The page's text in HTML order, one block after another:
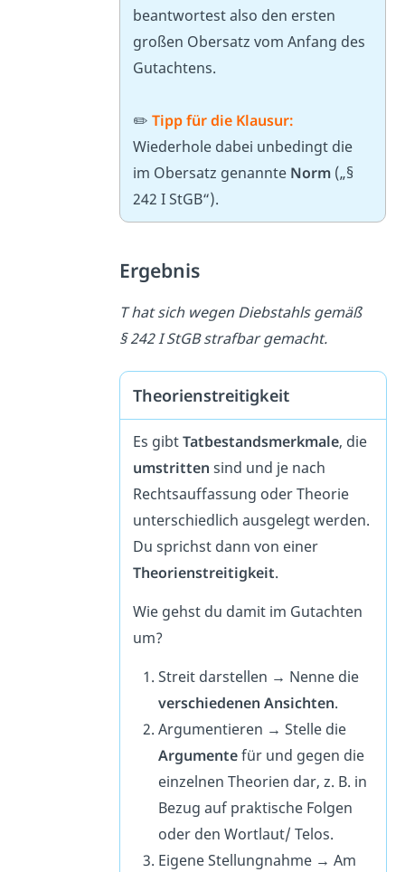
beantwortest also den ersten
großen Obersatz vom Anfang des
Gutachtens.
✏️Tipp für die Klausur:
Wiederhole dabei unbedingt die
im Obersatz genannte Norm („§
242 I StGB“).
Ergebnis
T hat sich wegen Diebstahls gemäß
§ 242 I StGB strafbar gemacht.
Theorienstreitigkeit
Es gibtTatbestandsmerkmale, die
umstritten sind und je nach
Rechtsauffassung oder Theorie
unterschiedlich ausgelegt werden.
Du sprichst dann von einer
Theorienstreitigkeit.
Wie gehst du damit im Gutachten
um?
Streit darstellen → Nenne die
verschiedenen Ansichten.
Argumentieren →Stelle die
Argumentefür und gegen die
einzelnen Theorien dar, z. B. in
Bezug auf praktische Folgen
oder den Wortlaut/ Telos.
Eigene Stellungnahme →Am